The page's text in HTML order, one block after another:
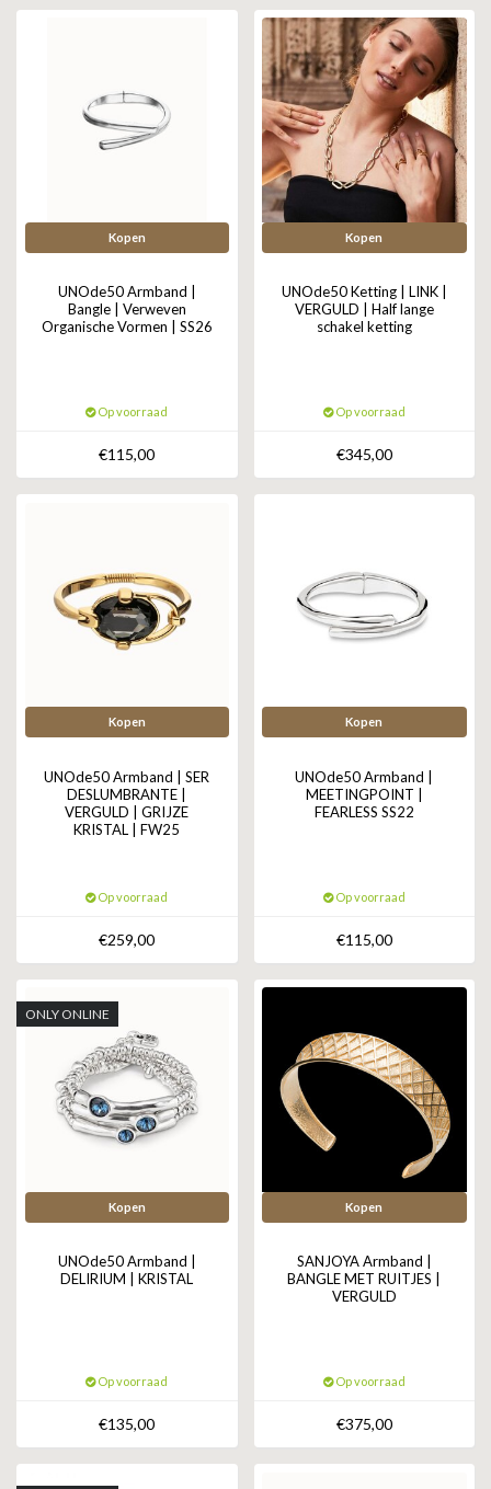
ZAG BIJOUX
KAPTEN & SON
Kopen
UNOde50 Armband |
Bangle | Verweven
Organische Vormen | SS26
Op voorraad
€115,00
Kopen
UNOde50 Ketting | LINK |
VERGULD | Half lange
schakel ketting
Op voorraad
€345,00
Kopen
UNOde50 Armband | SER
DESLUMBRANTE |
VERGULD | GRIJZE
KRISTAL | FW25
Op voorraad
€259,00
Kopen
UNOde50 Armband |
MEETINGPOINT |
FEARLESS SS22
Op voorraad
€115,00
ONLY ONLINE
Kopen
UNOde50 Armband |
DELIRIUM | KRISTAL
Op voorraad
€135,00
Kopen
SANJOYA Armband |
BANGLE MET RUITJES |
VERGULD
Op voorraad
€375,00